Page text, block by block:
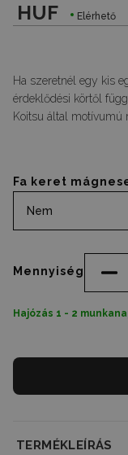
HUF Elérhető
Ha szeretnél egy kis
érdeklődési körtől
Koitsu által motívumú
Hajózás 1 - 2
Fa keret
Nem
Mennyiség
TERMÉKLEÍRÁS